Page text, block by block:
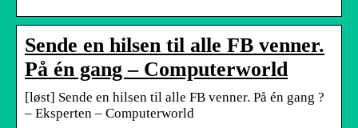
Sende en hilsen til alle FB venner.
På én gang – Computerworld
[løst] Sende en hilsen til alle FB venner. På én gang ?
– Eksperten – Computerworld